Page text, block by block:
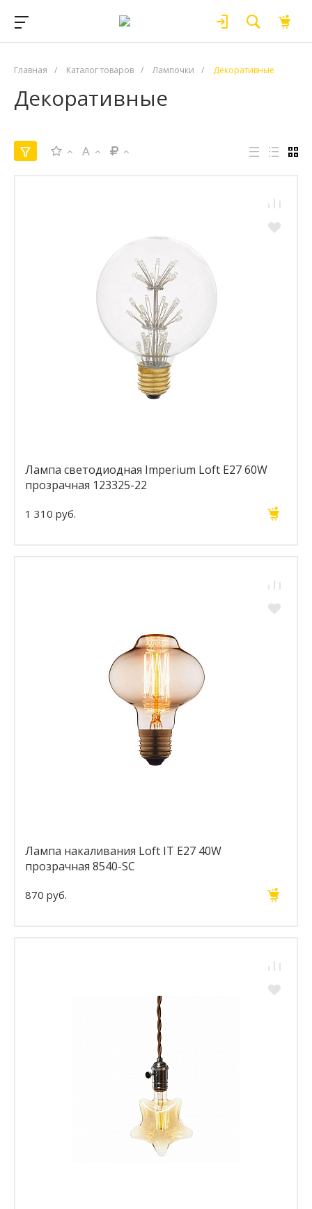
Главная / Каталог товаров / Лампочки / Декоративные
Декоративные
A
Лампа светодиодная Imperium Loft E27 60W
прозрачная 123325-22
1 310 руб.
Лампа накаливания Loft IT E27 40W
прозрачная 8540-SC
870 руб.